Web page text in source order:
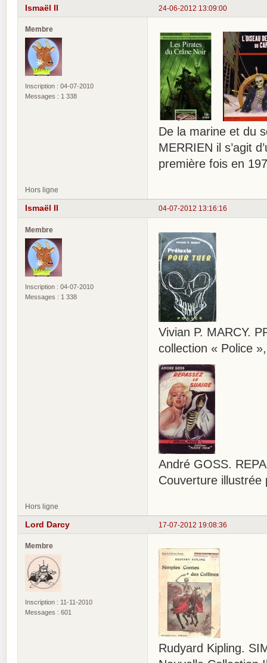
24-06-2012 13:09:00
Ismaël II
Membre
Inscription : 04-07-2010
Messages : 1 338
De la marine et du
MERRIEN il s’agit
première fois en
Hors ligne
04-07-2012 13:16:16
Ismaël II
Membre
Inscription : 04-07-2010
Messages : 1 338
Vivian P. MARCY.
collection « Police
André GOSS.
Couverture illustrée
Hors ligne
17-07-2012 19:08:36
Lord Darcy
Membre
Inscription : 11-11-2010
Messages : 601
Rudyard Kipling.